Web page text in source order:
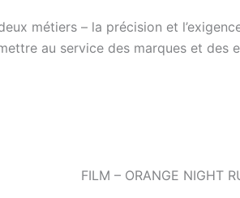
métiers – la précision et
au service des marques et des
FILM – ORANGE NIGHT